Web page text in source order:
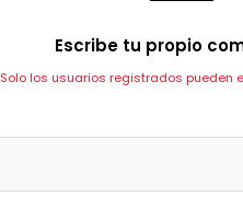
Escribe tu propio
Solo los usuarios registrados pueden